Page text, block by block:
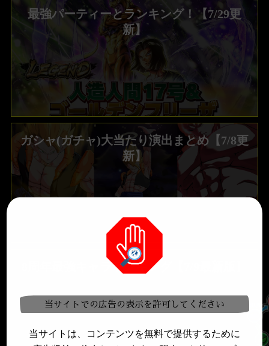
最強パーティーとランキング！【7/29更
新】
ガシャ(ガチャ)大当たり演出まとめ【7/8更
新】
8周年最強キャラランキング【7/9最新版】
当サイトでの広告の表示を許可してください
当サイトは、コンテンツを無料で提供するために